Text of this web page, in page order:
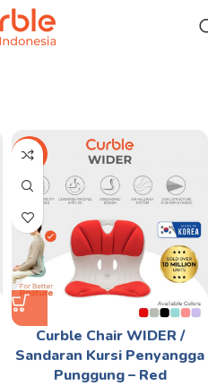
-28%
Curble Chair WIDER /
Sandaran Kursi Penyangga
Punggung – Red